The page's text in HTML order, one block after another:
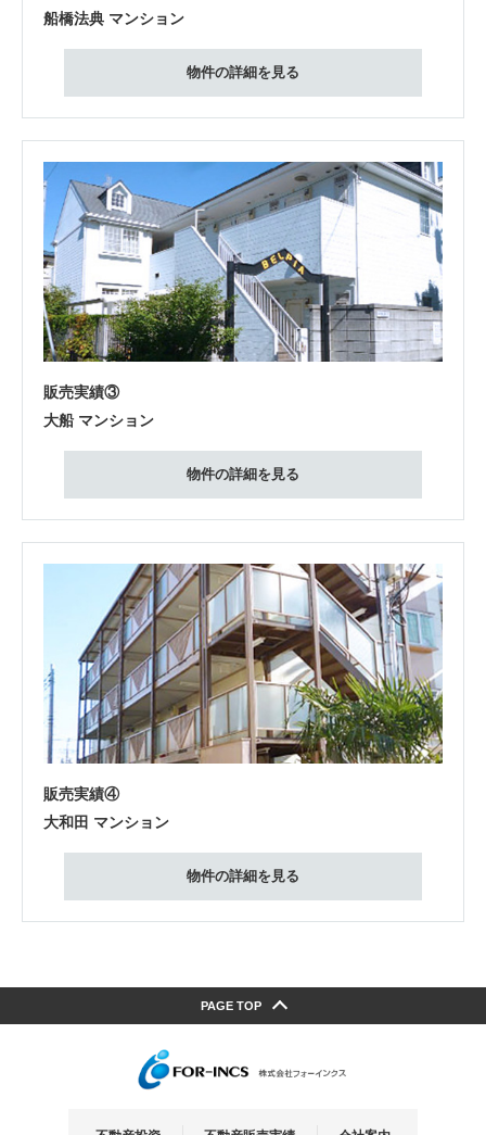
船橋法典 マンション
物件の詳細を見る
販売実績③
大船 マンション
物件の詳細を見る
販売実績④
大和田 マンション
物件の詳細を見る
PAGE TOP